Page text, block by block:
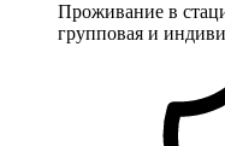
Проживание в
групповая и